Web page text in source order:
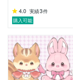
4.0 実績3件
購入可能